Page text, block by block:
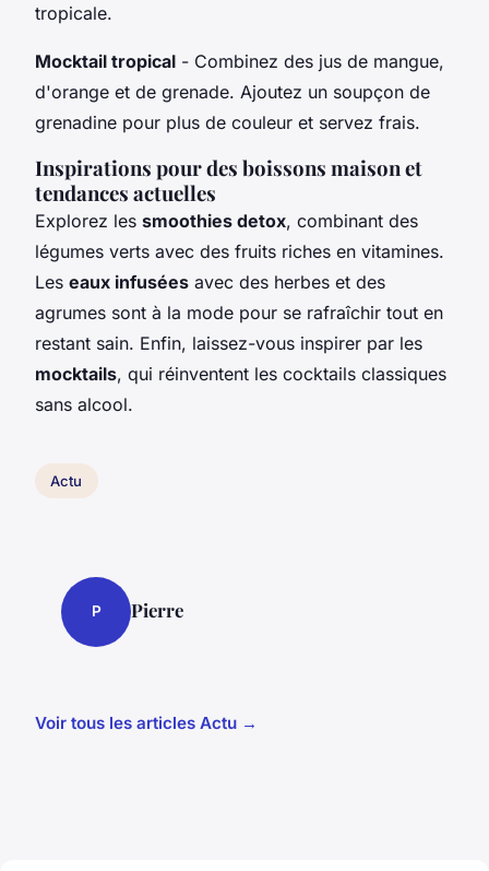
tropicale.
Mocktail tropical - Combinez des jus de mangue,
d'orange et de grenade. Ajoutez un soupçon de
grenadine pour plus de couleur et servez frais.
Inspirations pour des boissons maison et
tendances actuelles
Explorez les smoothies detox, combinant des
légumes verts avec des fruits riches en vitamines.
Les eaux infusées avec des herbes et des
agrumes sont à la mode pour se rafraîchir tout en
restant sain. Enfin, laissez-vous inspirer par les
mocktails, qui réinventent les cocktails classiques
sans alcool.
Actu
P Pierre
Voir tous les articles Actu →